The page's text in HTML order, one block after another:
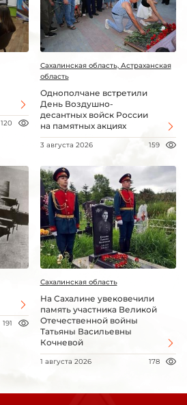
120
Сахалинская область, Астраханская
область
Однополчане встретили
День Воздушно-
десантных войск России
на памятных акциях
3 августа 2026 159
191
Сахалинская область
На Сахалине увековечили
память участника Великой
Отечественной войны
Татьяны Васильевны
Кочневой
1 августа 2026 178